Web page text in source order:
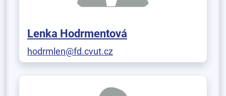
Lenka Hodrmentová
hodrmlen@fd.cvut.cz